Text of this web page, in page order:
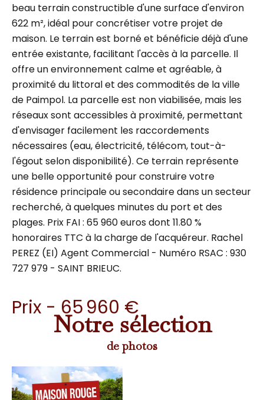
beau terrain constructible d'une surface d'environ
622 m², idéal pour concrétiser votre projet de
maison. Le terrain est borné et bénéficie déjà d'une
entrée existante, facilitant l'accès à la parcelle. Il
offre un environnement calme et agréable, à
proximité du littoral et des commodités de la ville
de Paimpol. La parcelle est non viabilisée, mais les
réseaux sont accessibles à proximité, permettant
d'envisager facilement les raccordements
nécessaires (eau, électricité, télécom, tout-à-
l'égout selon disponibilité). Ce terrain représente
une belle opportunité pour construire votre
résidence principale ou secondaire dans un secteur
recherché, à quelques minutes du port et des
plages. Prix FAI : 65 960 euros dont 11.80 %
honoraires TTC à la charge de l'acquéreur. Rachel
PEREZ (EI) Agent Commercial - Numéro RSAC : 930
727 979 - SAINT BRIEUC.
Prix - 65 960 €
Notre sélection
de photos